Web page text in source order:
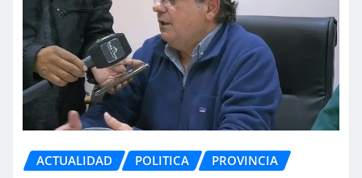
ACTUALIDAD POLITICA PROVINCIA